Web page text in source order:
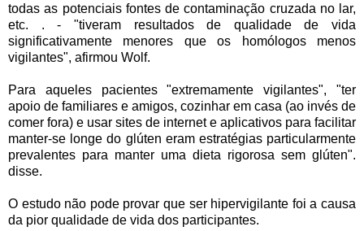
todas as potenciais fontes de contaminação cruzada no lar,
etc. . - "tiveram resultados de qualidade de vida
significativamente menores que os homólogos menos
vigilantes", afirmou Wolf.
Para aqueles pacientes "extremamente vigilantes", "ter
apoio de familiares e amigos, cozinhar em casa (ao invés de
comer fora) e usar sites de internet e aplicativos para facilitar
manter-se longe do glúten eram estratégias particularmente
prevalentes para manter uma dieta rigorosa sem glúten".
disse.
O estudo não pode provar que ser hipervigilante foi a causa
da pior qualidade de vida dos participantes.